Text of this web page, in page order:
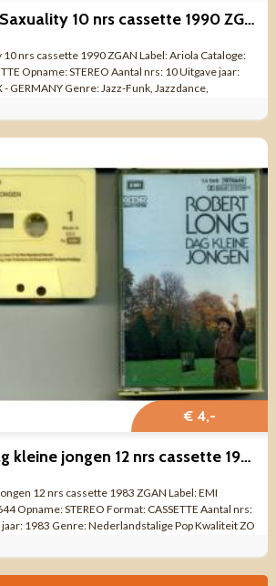
Candy Dulfer – Saxuality 10 nrs cassette 1990 ZGAN
10 nrs cassette 1990 ZGAN Label: Ariola Cataloge:
Opname: STEREO Aantal nrs: 10 Uitgave jaar:
GERMANY Genre: Jazz-Funk, Jazzdance,
...
€ 4,-
Robert Long Dag kleine jongen 12 nrs cassette 1983 ZGAN
12 nrs cassette 1983 ZGAN Label: EMI
Opname: STEREO Format: CASSETTE Aantal nrs:
jaar: 1983 Genre: Nederlandstalige Pop Kwaliteit ZO